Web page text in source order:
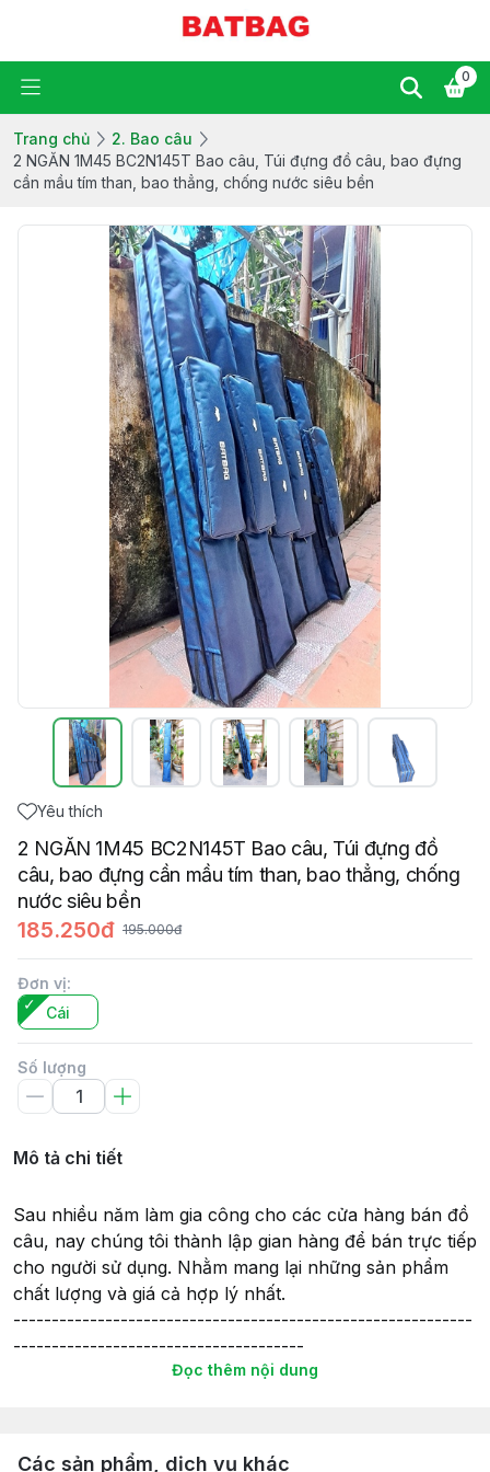
0
Trang chủ
2. Bao câu
2 NGĂN 1M45 BC2N145T Bao câu, Túi đựng đồ câu, bao đựng
cần mầu tím than, bao thẳng, chống nước siêu bền
Yêu thích
2 NGĂN 1M45 BC2N145T Bao câu, Túi đựng đồ
câu, bao đựng cần mầu tím than, bao thẳng, chống
nước siêu bền
185.250đ 195.000đ
Đơn vị:
Cái
Số lượng
Mô tả chi tiết
Sau nhiều năm làm gia công cho các cửa hàng bán đồ
câu, nay chúng tôi thành lập gian hàng để bán trực tiếp
cho người sử dụng. Nhằm mang lại những sản phẩm
chất lượng và giá cả hợp lý nhất.
------------------------------------------------------------
--------------------------------------
Túi đựng đồ câu gồm có nhiều ngăn, được may từ vải
Túi có chiều dài từ 1m đến 1.7m và có loại 2 ngăn, 3
Đọc thêm nội dung
Các sản phẩm, dịch vụ khác